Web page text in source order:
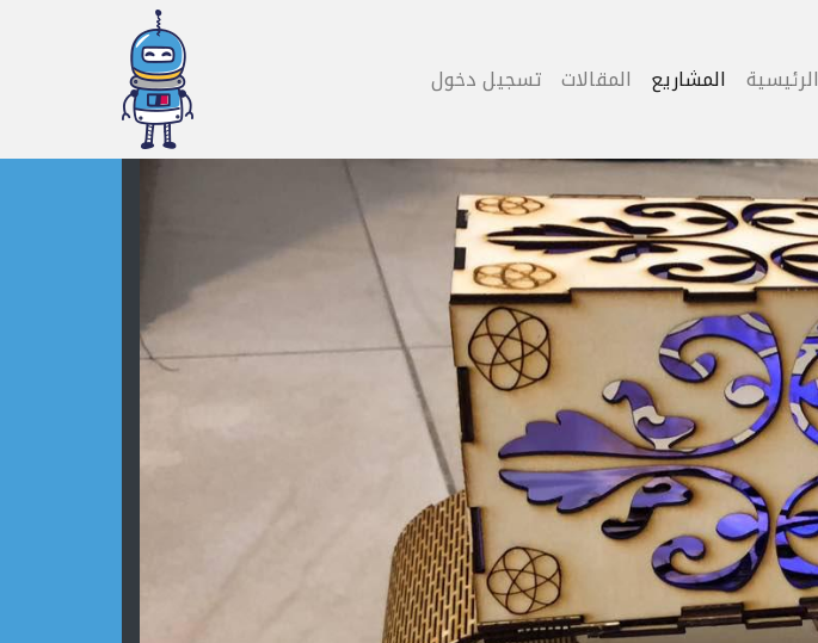
الرئيسية المشاريع المقالات تسجيل دخول